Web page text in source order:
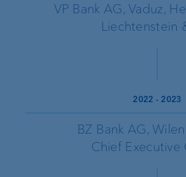
VP Bank AG, Vaduz,
Liechtenstein
2022 - 2023
BZ Bank AG,
Chief Executive